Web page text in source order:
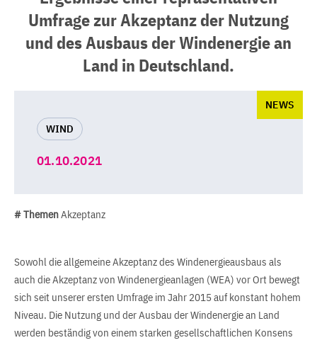
Umfrage zur Akzeptanz der Nutzung
und des Ausbaus der Windenergie an
Land in Deutschland.
WIND
NEWS
01.10.2021
# ThemenAkzeptanz
Sowohl die allgemeine Akzeptanz des Windenergieausbaus als
auch die Akzeptanz von Windenergieanlagen (WEA) vor Ort bewegt
sich seit unserer ersten Umfrage im Jahr 2015 auf konstant hohem
Niveau. Die Nutzung und der Ausbau der Windenergie an Land
werden beständig von einem starken gesellschaftlichen Konsens